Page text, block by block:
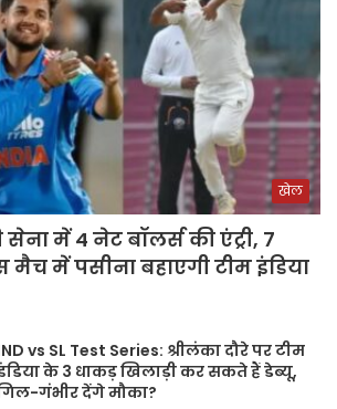
खेल
में 4 नेट बॉलर्स की एंट्री, 7
में पसीना बहाएगी टीम इंडिया
vs SL Test Series: श्रीलंका दौरे पर टीम
के 3 धाकड़ खिलाड़ी कर सकते हैं डेब्यू,
गंभीर देंगे मौका?